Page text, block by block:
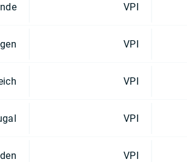
VPI
VPI
VPI
VPI
VPI